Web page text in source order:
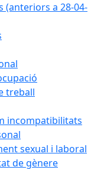
(anteriors a 28-04-
treball
incompatibilitats
sexual i laboral
de gènere